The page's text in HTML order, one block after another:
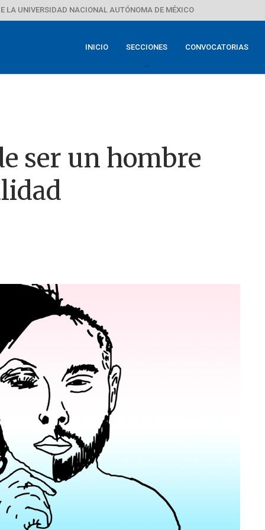
LA UNIVERSIDAD NACIONAL AUTÓNOMA DE MÉXICO
INICIO SECCIONES CONVOCATORIAS
ser un hombre